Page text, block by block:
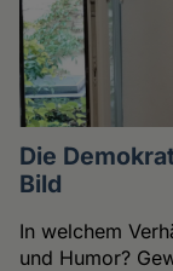
Die
Bild
In welchem
und Humor?